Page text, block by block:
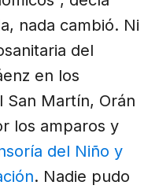
nada cambió. Ni
del
en los
San Martín, Orán
los amparos y
del Niño y
. Nadie pudo